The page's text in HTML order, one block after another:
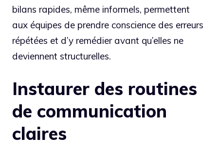
bilans rapides, même informels, permettent
aux équipes de prendre conscience des erreurs
répétées et d’y remédier avant qu’elles ne
deviennent structurelles.
Instaurer des routines
de communication
claires